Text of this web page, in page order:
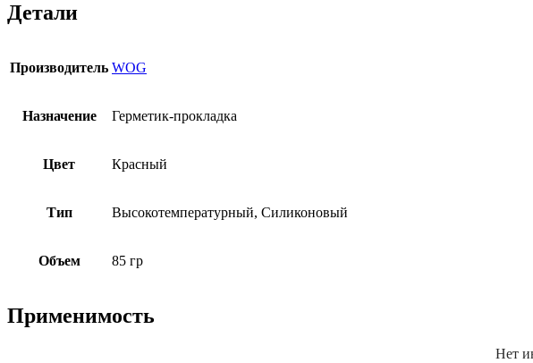
Детали
Производитель WOG
Назначение Герметик-прокладка
Цвет Красный
Тип Высокотемпературный, Силиконовый
Объем 85 гр
Применимость
Нет